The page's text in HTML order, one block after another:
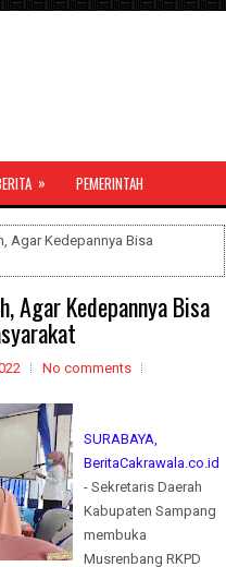
» PEMERINTAH
Agar Kedepannya Bisa
Agar Kedepannya Bisa
No comments
SURABAYA,
BeritaCakrawala.co.id
- Sekretaris Daerah
Kabupaten Sampang
membuka
Musrenbang RKPD